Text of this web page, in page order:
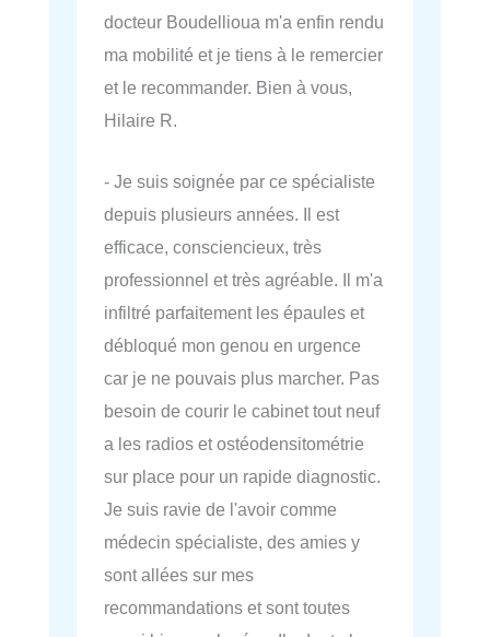
docteur Boudellioua m'a enfin rendu
ma mobilité et je tiens à le remercier
et le recommander. Bien à vous,
Hilaire R.
- Je suis soignée par ce spécialiste
depuis plusieurs années. Il est
efficace, consciencieux, très
professionnel et très agréable. Il m'a
infiltré parfaitement les épaules et
débloqué mon genou en urgence
car je ne pouvais plus marcher. Pas
besoin de courir le cabinet tout neuf
a les radios et ostéodensitométrie
sur place pour un rapide diagnostic.
Je suis ravie de l'avoir comme
médecin spécialiste, des amies y
sont allées sur mes
recommandations et sont toutes